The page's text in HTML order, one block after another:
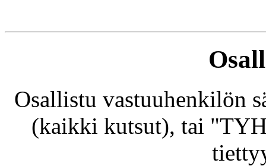
Osallistu vastuuhenkilön
(kaikki kutsut), tai